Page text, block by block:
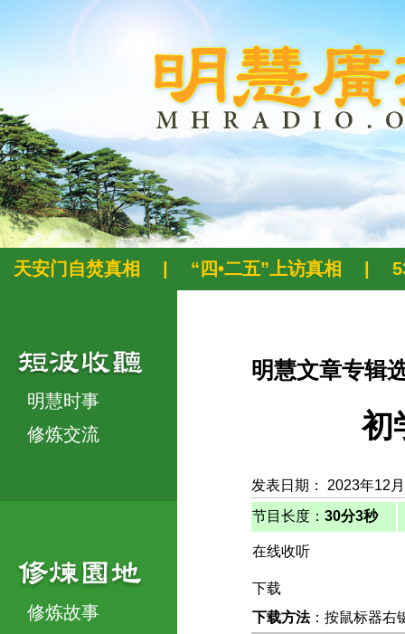
天安门自焚真相 “四•二五”上访真相
明慧时事
修炼交流
修炼故事
明慧文章专辑
初
发表日期： 2023年12
节目长度： 30分3秒
在线收听
下载
下载方法：按鼠标器右